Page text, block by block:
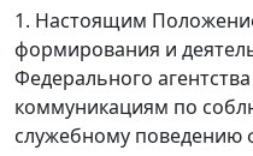
1. Настоящим
формирования и
Федерального
коммуникациям по
служебному поведению